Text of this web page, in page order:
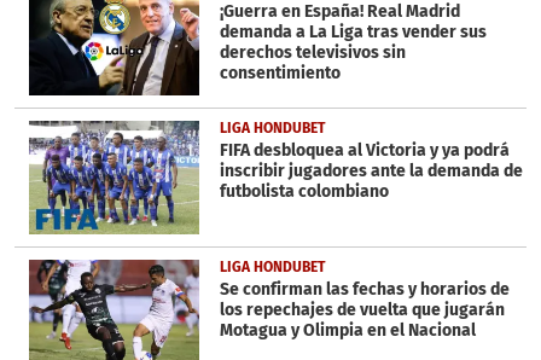
¡Guerra en España! Real Madrid
demanda a La Liga tras vender sus
derechos televisivos sin
consentimiento
LIGA HONDUBET
FIFA desbloquea al Victoria y ya podrá
inscribir jugadores ante la demanda de
futbolista colombiano
LIGA HONDUBET
Se confirman las fechas y horarios de
los repechajes de vuelta que jugarán
Motagua y Olimpia en el Nacional